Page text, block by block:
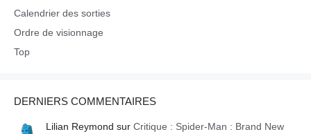
Calendrier des sorties
Ordre de visionnage
Top
DERNIERS COMMENTAIRES
Lilian Reymond sur Critique : Spider-Man : Brand New